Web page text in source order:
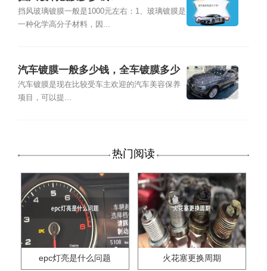
挡风玻璃镀膜一般是1000元左右：1、玻璃镀膜是
一种化学高分子材料，因...
汽车镀膜一般多少钱，全车镀膜多少
钱?
汽车镀膜是现在比较受车主欢迎的汽车美容保养
项目，可以提...
热门阅读
epc灯亮是什么问题 火花塞更换周期